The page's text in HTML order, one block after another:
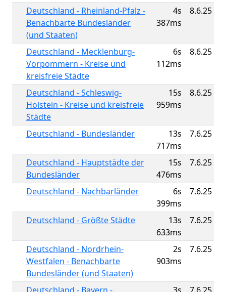
Deutschland - Rheinland-Pfalz -
Benachbarte Bundesländer
(und Staaten)
4s
387ms
8.6.25
Deutschland - Mecklenburg-
Vorpommern - Kreise und
kreisfreie Städte
6s
112ms
8.6.25
Deutschland - Schleswig-
Holstein - Kreise und kreisfreie
Städte
15s
959ms
8.6.25
Deutschland - Bundesländer
13s
717ms
7.6.25
Deutschland - Hauptstädte der
Bundesländer
15s
476ms
7.6.25
Deutschland - Nachbarländer
6s
399ms
7.6.25
Deutschland - Größte Städte
13s
633ms
7.6.25
Deutschland - Nordrhein-
Westfalen - Benachbarte
Bundesländer (und Staaten)
2s
903ms
7.6.25